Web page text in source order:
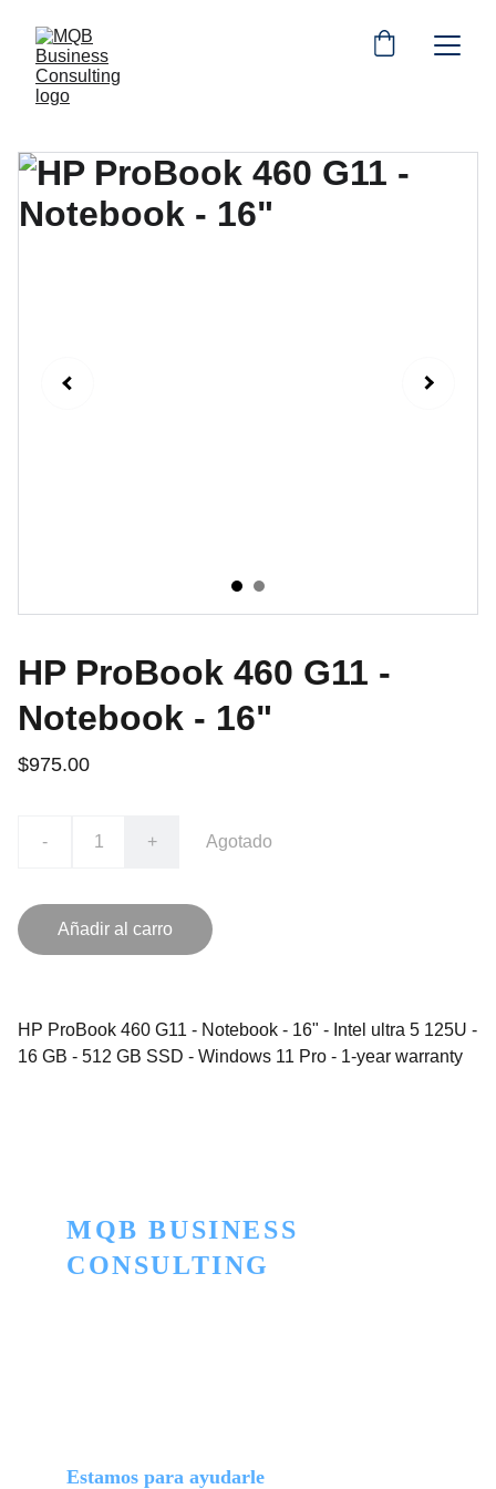
HP ProBook 460 G11 -
Notebook - 16"
$975.00
- + Agotado
Añadir al carro
HP ProBook 460 G11 - Notebook - 16" - Intel ultra 5 125U -
16 GB - 512 GB SSD - Windows 11 Pro - 1-year warranty
MQB BUSINESS
CONSULTING
Estamos para ayudarle